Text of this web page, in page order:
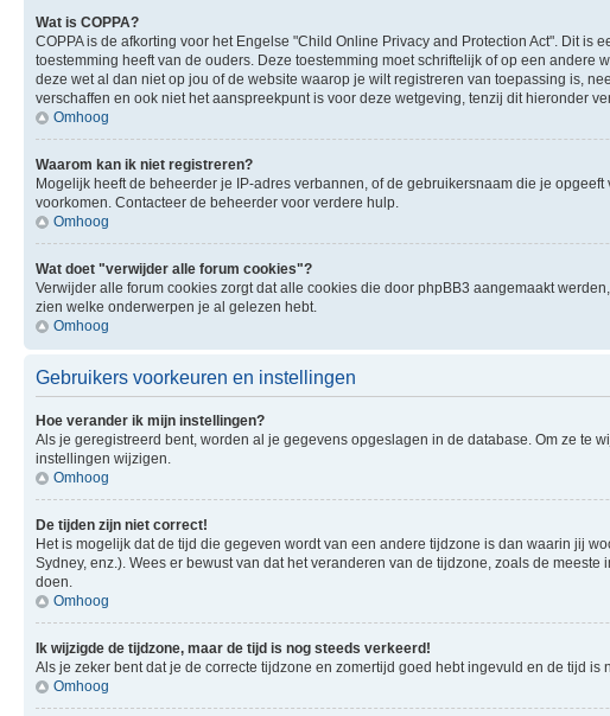
Wat is COPPA?
COPPA is de afkorting voor het Engelse "Child Online Privacy and Protection Act". Dit
toestemming heeft van de ouders. Deze toestemming moet schriftelijk of op een
deze wet al dan niet op jou of de website waarop je wilt registreren van toepassing is,
verschaffen en ook niet het aanspreekpunt is voor deze wetgeving, tenzij dit hieronder
Omhoog
Waarom kan ik niet registreren?
Mogelijk heeft de beheerder je IP-adres verbannen, of de gebruikersnaam die je
voorkomen. Contacteer de beheerder voor verdere hulp.
Omhoog
Wat doet "verwijder alle forum cookies"?
Verwijder alle forum cookies zorgt dat alle cookies die door phpBB3 aangemaakt
zien welke onderwerpen je al gelezen hebt.
Omhoog
Gebruikers voorkeuren en instellingen
Hoe verander ik mijn instellingen?
Als je geregistreerd bent, worden al je gegevens opgeslagen in de database. Om ze te
instellingen wijzigen.
Omhoog
De tijden zijn niet correct!
Het is mogelijk dat de tijd die gegeven wordt van een andere tijdzone is dan waarin jij
Sydney, enz.). Wees er bewust van dat het veranderen van de tijdzone, zoals de
doen.
Omhoog
Ik wijzigde de tijdzone, maar de tijd is nog steeds verkeerd!
Als je zeker bent dat je de correcte tijdzone en zomertijd goed hebt ingevuld en de tijd
Omhoog